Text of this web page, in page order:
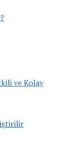
ve Kolay